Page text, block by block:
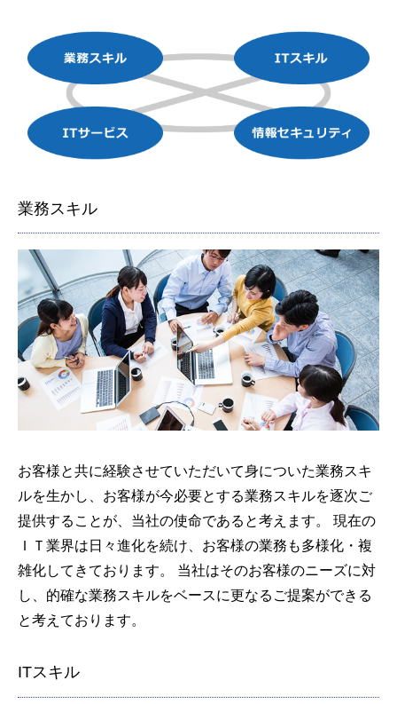
業務スキル
お客様と共に経験させていただいて身についた業務スキ
ルを生かし、お客様が今必要とする業務スキルを逐次ご
提供することが、当社の使命であると考えます。 現在の
ＩＴ業界は日々進化を続け、お客様の業務も多様化・複
雑化してきております。 当社はそのお客様のニーズに対
し、的確な業務スキルをベースに更なるご提案ができる
と考えております。
ITスキル